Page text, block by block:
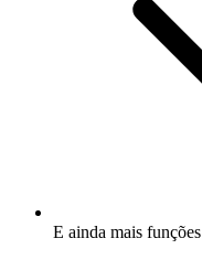
E ainda mais funções